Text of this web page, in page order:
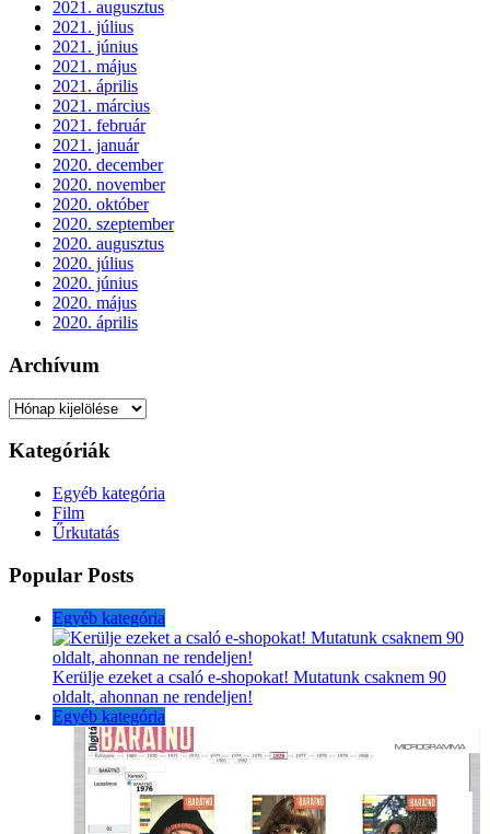
2021. augusztus
2021. július
2021. június
2021. május
2021. április
2021. március
2021. február
2021. január
2020. december
2020. november
2020. október
2020. szeptember
2020. augusztus
2020. július
2020. június
2020. május
2020. április
Archívum
Archívum
Kategóriák
Egyéb kategória
Film
Űrkutatás
Popular Posts
Egyéb kategória
Kerülje ezeket a csaló e-shopokat! Mutatunk csaknem 90
oldalt, ahonnan ne rendeljen!
Egyéb kategória